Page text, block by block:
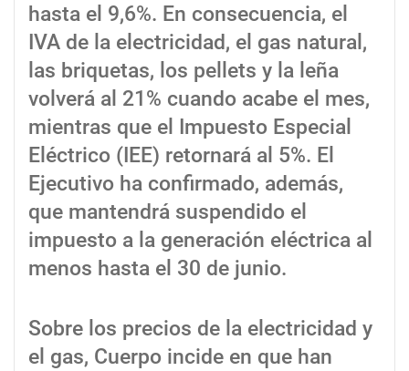
hasta el 9,6%. En consecuencia, el
IVA de la electricidad, el gas natural,
las briquetas, los pellets y la leña
volverá al 21% cuando acabe el mes,
mientras que el Impuesto Especial
Eléctrico (IEE) retornará al 5%. El
Ejecutivo ha confirmado, además,
que mantendrá suspendido el
impuesto a la generación eléctrica al
menos hasta el 30 de junio.
Sobre los precios de la electricidad y
el gas, Cuerpo incide en que han